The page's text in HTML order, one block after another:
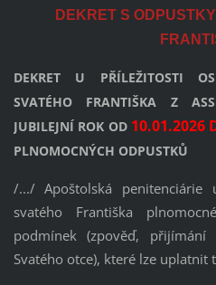
DEKRET S
DEKRET U PŘÍLEŽITOSTI
SVATÉHO FRANTIŠKA Z
JUBILEJNÍ ROK OD 10.01.2026
PLNOMOCNÝCH ODPUSTKŮ
/.../ Apoštolská penitenciárie
svatého Františka
podmínek (zpověď,
Svatého otce), které lze uplatnit